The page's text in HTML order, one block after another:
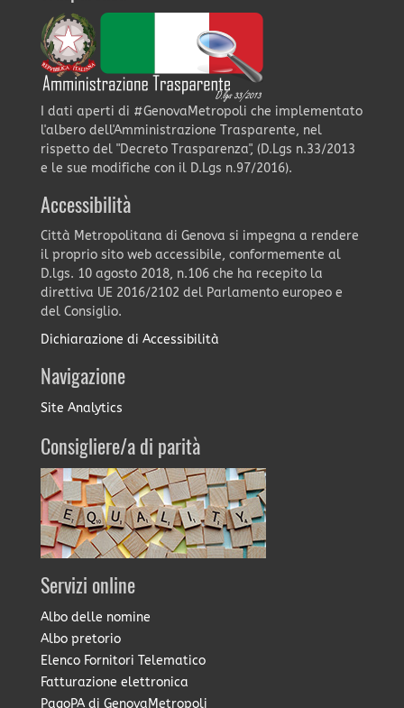
I dati aperti di #GenovaMetropoli che implementato
l'albero dell'Amministrazione Trasparente, nel
rispetto del "Decreto Trasparenza", (D.Lgs n.33/2013
e le sue modifiche con il D.Lgs n.97/2016).
Accessibilità
Città Metropolitana di Genova si impegna a rendere
il proprio sito web accessibile, conformemente al
D.lgs. 10 agosto 2018, n.106 che ha recepito la
direttiva UE 2016/2102 del Parlamento europeo e
del Consiglio.
Dichiarazione di Accessibilità
Navigazione
Site Analytics
Consigliere/a di parità
Servizi online
Albo delle nomine
Albo pretorio
Elenco Fornitori Telematico
Fatturazione elettronica
PagoPA di GenovaMetropoli